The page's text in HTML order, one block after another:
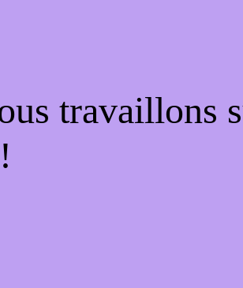
travaillons